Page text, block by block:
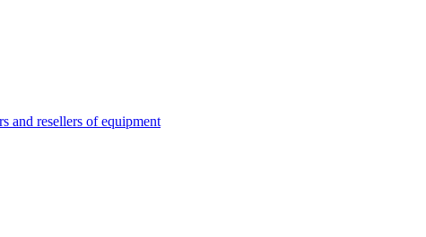
and resellers of equipment